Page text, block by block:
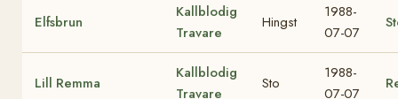
Elfsbrun
Kallblodig
Travare
Hingst
1988-
07-07
Lill Remma
Kallblodig
Travare
Sto
1988-
07-07